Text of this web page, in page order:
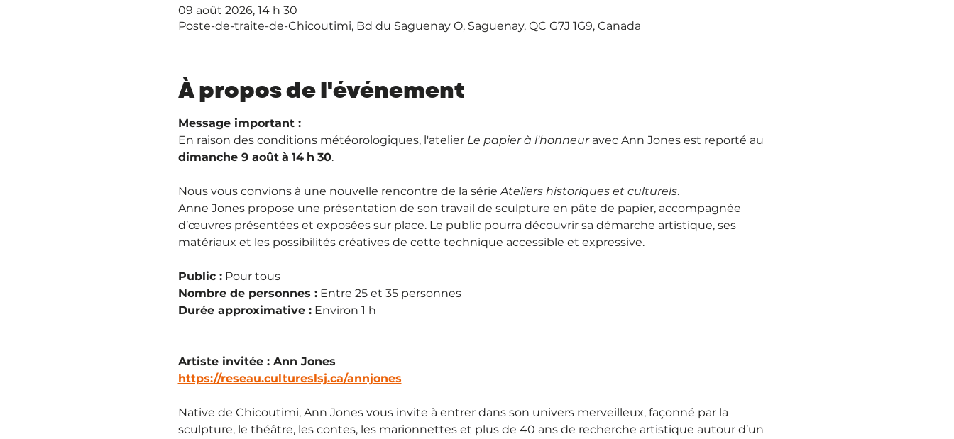
09 août 2026, 14 h 30
Poste-de-traite-de-Chicoutimi, Bd du Saguenay O, Saguenay, QC G7J 1G9, Canada
À propos de l'événement
Message important :
En raison des conditions météorologiques, l'atelier Le papier à l'honneur avec Ann Jones est reporté au
dimanche 9 août à 14 h 30.
Nous vous convions à une nouvelle rencontre de la série Ateliers historiques et culturels.
Anne Jones propose une présentation de son travail de sculpture en pâte de papier, accompagnée
d’œuvres présentées et exposées sur place. Le public pourra découvrir sa démarche artistique, ses
matériaux et les possibilités créatives de cette technique accessible et expressive.
Public : Pour tous
Nombre de personnes : Entre 25 et 35 personnes
Durée approximative : Environ 1 h
Artiste invitée : Ann Jones
https://reseau.cultureslsj.ca/annjones
Native de Chicoutimi, Ann Jones vous invite à entrer dans son univers merveilleux, façonné par la
sculpture, le théâtre, les contes, les marionnettes et plus de 40 ans de recherche artistique autour d’un